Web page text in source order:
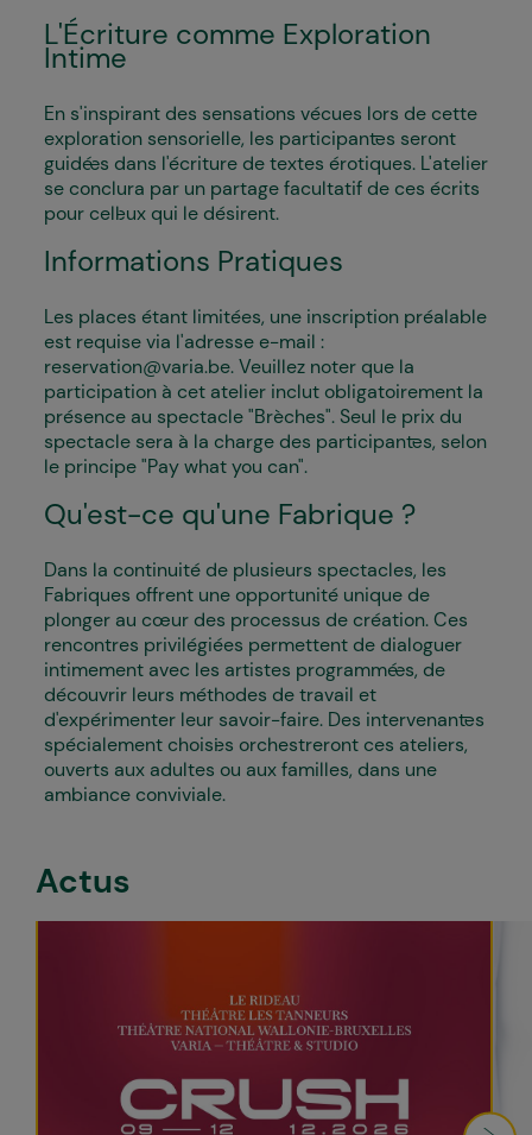
L'Écriture comme Exploration
Intime
En s'inspirant des sensations vécues lors de cette
exploration sensorielle, les participant·es seront
guidé·es dans l'écriture de textes érotiques. L'atelier
se conclura par un partage facultatif de ces écrits
pour cell·eux qui le désirent.
Informations Pratiques
Les places étant limitées, une inscription préalable
est requise via l'adresse e-mail :
reservation@varia.be. Veuillez noter que la
participation à cet atelier inclut obligatoirement la
présence au spectacle "Brèches". Seul le prix du
spectacle sera à la charge des participant·es, selon
le principe "Pay what you can".
Qu'est-ce qu'une Fabrique ?
Dans la continuité de plusieurs spectacles, les
Fabriques offrent une opportunité unique de
plonger au cœur des processus de création. Ces
rencontres privilégiées permettent de dialoguer
intimement avec les artistes programmé·es, de
découvrir leurs méthodes de travail et
d'expérimenter leur savoir-faire. Des intervenant·es
spécialement choisi·es orchestreront ces ateliers,
ouverts aux adultes ou aux familles, dans une
ambiance conviviale.
Actus